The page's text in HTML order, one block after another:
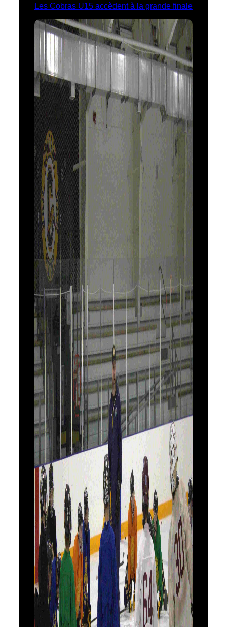
Les Cobras U15 accèdent à la grande finale